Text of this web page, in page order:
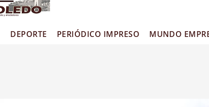
DEPORTE PERIÓDICO IMPRESO MUNDO